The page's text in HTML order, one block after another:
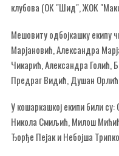
клубова (ОК "Шид", ЖОК
Мешовиту одбојкашку екипу
Марјановић, Александра
Чикарић, Александра Голић,
Предраг Видић, Душан
У кошаркашкој екипи били
Никола Смиљић, Милош
Ђорђе Пејак и Небојша